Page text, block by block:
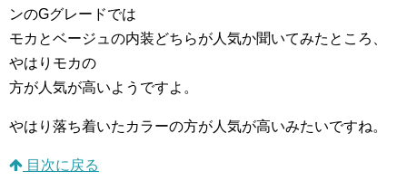
ンのGグレードでは
モカとベージュの内装どちらが人気か聞いてみたところ、
やはりモカの
方が人気が高いようですよ。
やはり落ち着いたカラーの方が人気が高いみたいですね。
目次に戻る